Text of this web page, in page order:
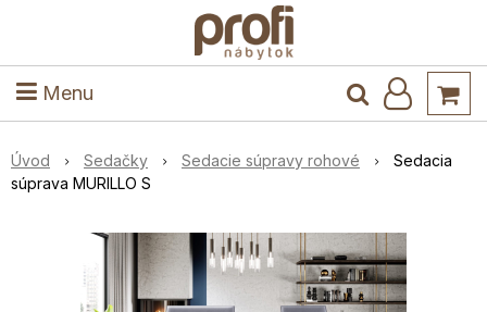
Menu
Kuchyňa a jedáleň
Úvod Sedačky Sedacie súpravy rohové
Sedacia
súprava MURILLO S